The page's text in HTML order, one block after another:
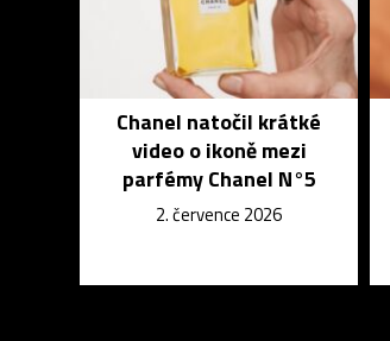
Chanel natočil krátké
video o ikoně mezi
parfémy Chanel N°5
2. července 2026